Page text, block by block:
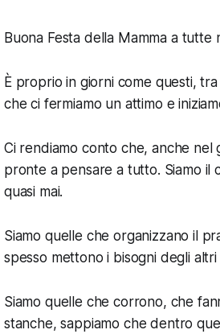
Buona Festa della Mamma a tutte
È proprio in giorni come questi,
che ci fermiamo un attimo e
Ci rendiamo conto che, anche nel
pronte a pensare a tutto. Siamo il
quasi mai.
Siamo quelle che organizzano il
spesso mettono i bisogni degli
Siamo quelle che corrono, che
stanche, sappiamo che dentro